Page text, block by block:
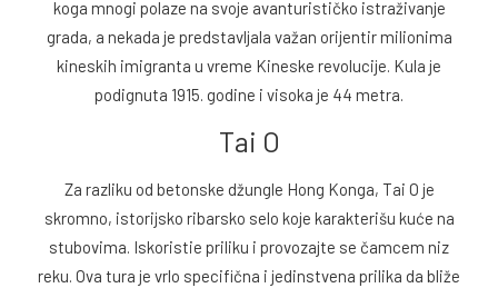
koga mnogi polaze na svoje avanturističko istraživanje
grada, a nekada je predstavljala važan orijentir milionima
kineskih imigranta u vreme Kineske revolucije. Kula je
podignuta 1915. godine i visoka je 44 metra.
Tai O
Za razliku od betonske džungle Hong Konga, Tai O je
skromno, istorijsko ribarsko selo koje karakterišu kuće na
stubovima. Iskoristie priliku i provozajte se čamcem niz
reku. Ova tura je vrlo specifična i jedinstvena prilika da bliže